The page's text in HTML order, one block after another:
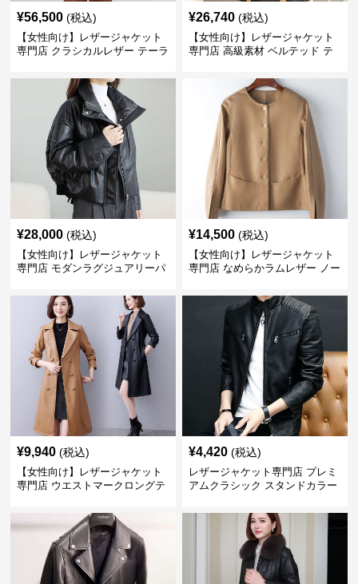
¥56,500 (税込)
【女性向け】レザージャケット
専門店 クラシカルレザー テーラ
¥26,740 (税込)
【女性向け】レザージャケット
専門店 高級素材 ベルテッド テ
¥28,000 (税込)
【女性向け】レザージャケット
専門店 モダンラグジュアリーパ
¥14,500 (税込)
【女性向け】レザージャケット
専門店 なめらかラムレザー ノー
¥9,940 (税込)
【女性向け】レザージャケット
専門店 ウエストマークロングテ
¥4,420 (税込)
レザージャケット専門店 プレミ
アムクラシック スタンドカラー